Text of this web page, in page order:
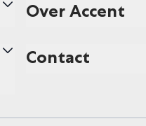
Over Accent
Contact